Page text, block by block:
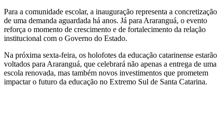
Para a comunidade escolar, a inauguração representa a concretização
de uma demanda aguardada há anos. Já para Araranguá, o evento
reforça o momento de crescimento e de fortalecimento da relação
institucional com o Governo do Estado.
Na próxima sexta-feira, os holofotes da educação catarinense estarão
voltados para Araranguá, que celebrará não apenas a entrega de uma
escola renovada, mas também novos investimentos que prometem
impactar o futuro da educação no Extremo Sul de Santa Catarina.